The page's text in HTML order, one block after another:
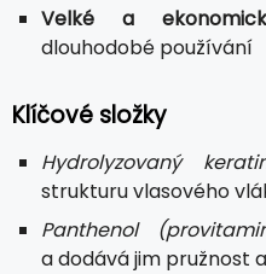
Velké a
dlouhodobé používání
Klíčové složky
Hydrolyzovaný
strukturu vlasového
Panthenol
a dodává jim pružnost